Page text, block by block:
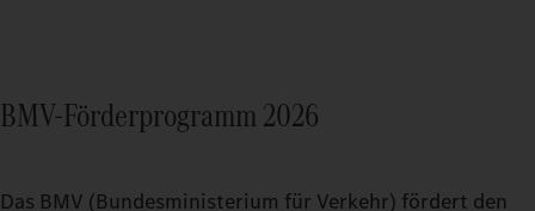
BMV-Förderprogramm 2026
Das BMV (Bundesministerium für Verkehr) fördert den